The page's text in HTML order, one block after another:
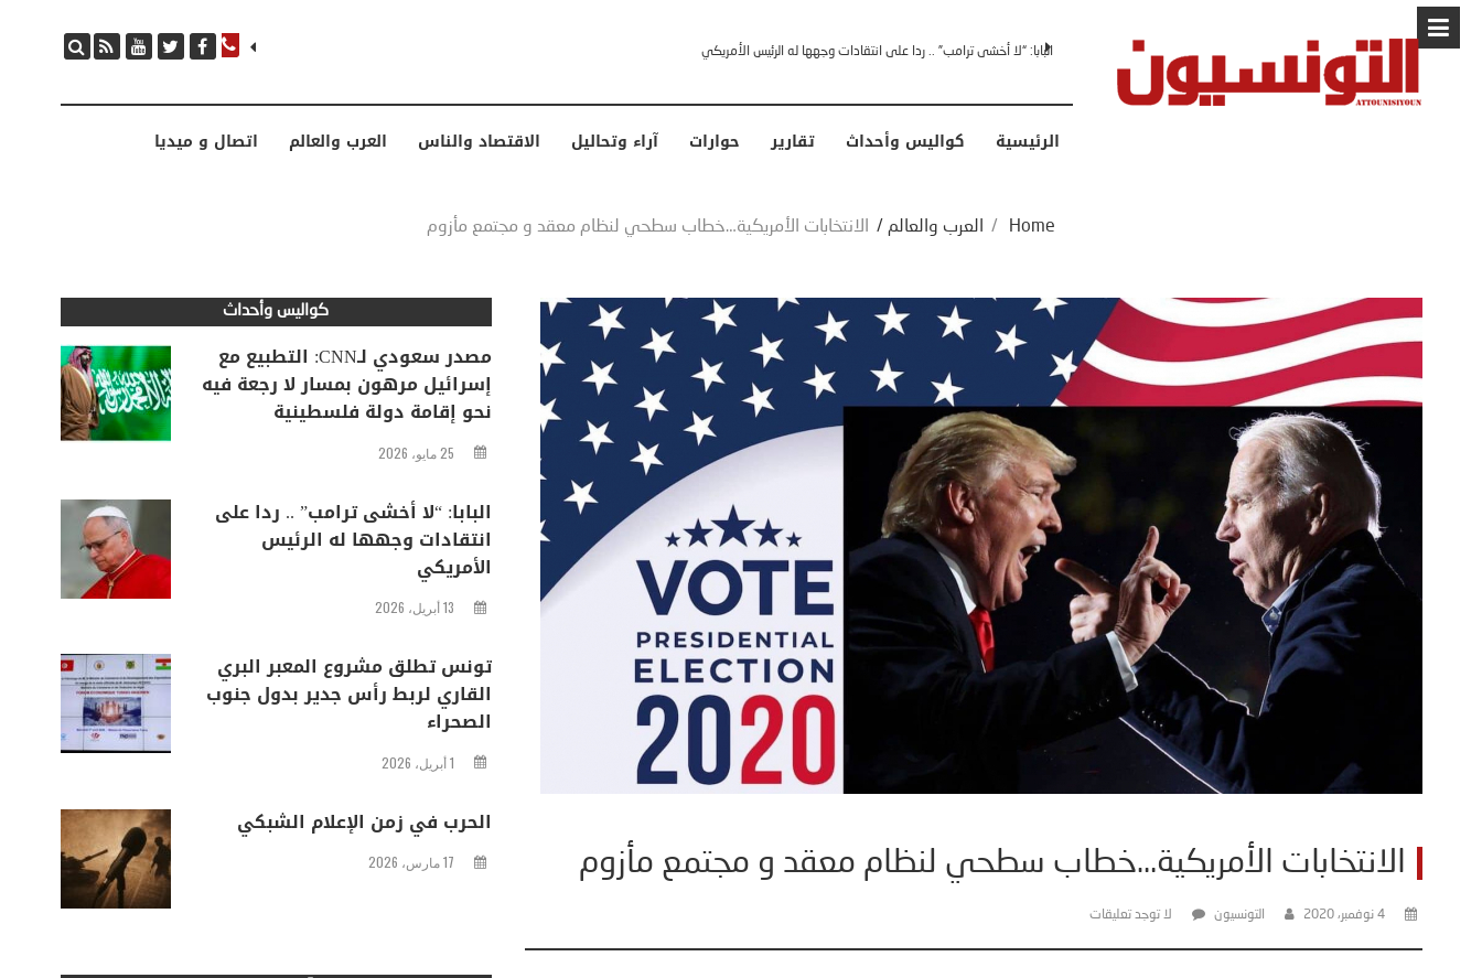
مصدر سعودي لـCNN: التطبيع مع إسرائيل مرهون بمسار لا رجعة فيه نحو إقامة دولة فلسطينية البابا: “لا أخشى ترامب” .. ردا على انتقادات وجهها له الرئيس الأمريكي
الرئيسية كواليس وأحداث تقارير حوارات آراء وتحاليل الاقتصاد والناس العرب والعالم اتصال و ميديا
Home
/ العرب والعالم / الانتخابات الأمريكية…خطاب سطحي لنظام معقد و مجتمع مأزوم
الانتخابات الأمريكية…خطاب سطحي لنظام معقد و مجتمع مأزوم
4 نوفمبر، 2020 التونسيون لا توجد تعليقات
كواليس وأحداث
مصدر سعودي لـCNN: التطبيع مع
إسرائيل مرهون بمسار لا رجعة فيه
نحو إقامة دولة فلسطينية
25 مايو، 2026
البابا: “لا أخشى ترامب” .. ردا على
انتقادات وجهها له الرئيس
الأمريكي
13 أبريل، 2026
تونس تطلق مشروع المعبر البري
القاري لربط رأس جدير بدول جنوب
الصحراء
1 أبريل، 2026
الحرب في زمن الإعلام الشبكي
17 مارس، 2026